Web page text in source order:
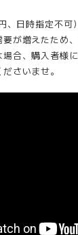
、日時指定不可
が増えたため
合、購入者様
さいませ。